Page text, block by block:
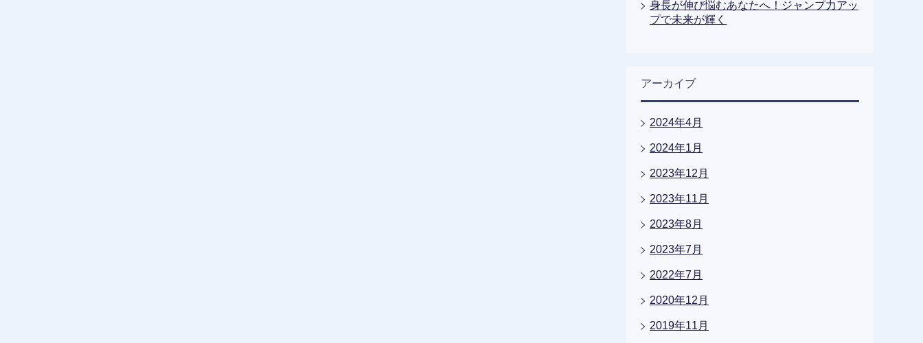
身長が伸び悩むあなたへ！ジャンプ力アッ
プで未来が輝く
アーカイブ
2024年4月
2024年1月
2023年12月
2023年11月
2023年8月
2023年7月
2022年7月
2020年12月
2019年11月